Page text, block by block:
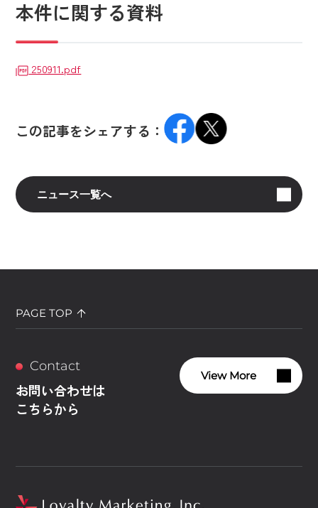
本件に関する資料
250911.pdf
この記事をシェアする：
ニュース一覧へ
PAGE TOP
Contact
お問い合わせは
こちらから
View More